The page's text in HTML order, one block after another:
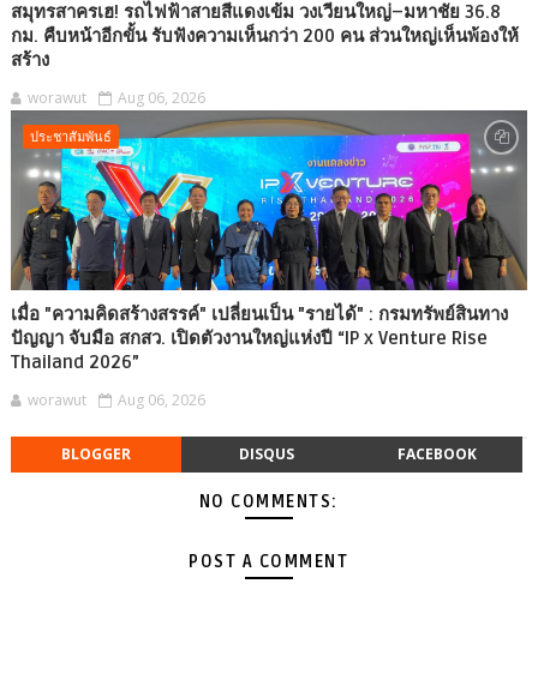
สมุทรสาครเฮ! รถไฟฟ้าสายสีแดงเข้ม วงเวียนใหญ่–มหาชัย 36.8
กม. คืบหน้าอีกขั้น รับฟังความเห็นกว่า 200 คน ส่วนใหญ่เห็นพ้องให้
สร้าง
worawut Aug 06, 2026
ประชาสัมพันธ์
เมื่อ "ความคิดสร้างสรรค์" เปลี่ยนเป็น "รายได้" : กรมทรัพย์สินทาง
ปัญญา จับมือ สกสว. เปิดตัวงานใหญ่แห่งปี “IP x Venture Rise
Thailand 2026”
worawut Aug 06, 2026
BLOGGER DISQUS FACEBOOK
NO COMMENTS:
POST A COMMENT